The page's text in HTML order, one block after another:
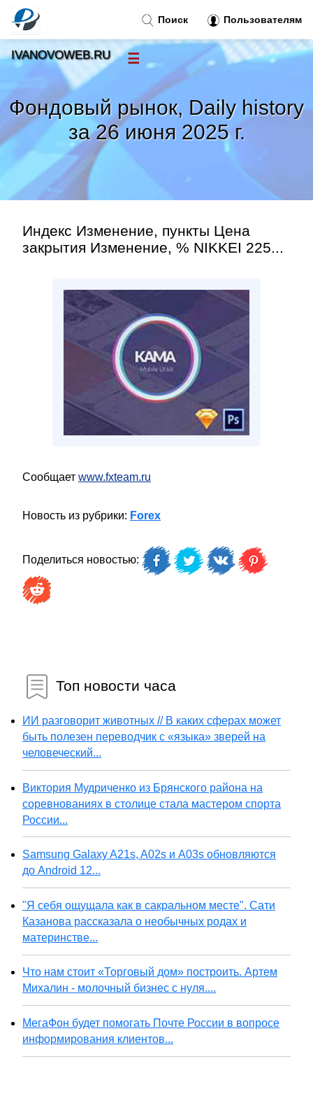
Фондовый рынок, Daily history
за 26 июня 2025 г.
Индекс Изменение, пункты Цена
закрытия Изменение, % NIKKEI 225...
Сообщает www.fxteam.ru
Новость из рубрики: Forex
Поделиться новостью:
Топ новости часа
ИИ разговорит животных // В каких сферах может
быть полезен переводчик с «языка» зверей на
человеческий...
Виктория Мудриченко из Брянского района на
соревнованиях в столице стала мастером спорта
России...
Samsung Galaxy A21s, A02s и A03s обновляются
до Android 12...
"Я себя ощущала как в сакральном месте". Сати
Казанова рассказала о необычных родах и
материнстве...
Что нам стоит «Торговый дом» построить. Артем
Михалин - молочный бизнес с нуля....
МегаФон будет помогать Почте России в вопросе
информирования клиентов...
Поиск Пользователям
IVANOVOWEB.RU ☰
Новости
Тренды новостей »
Рубрики»
Правила»
Контакт»